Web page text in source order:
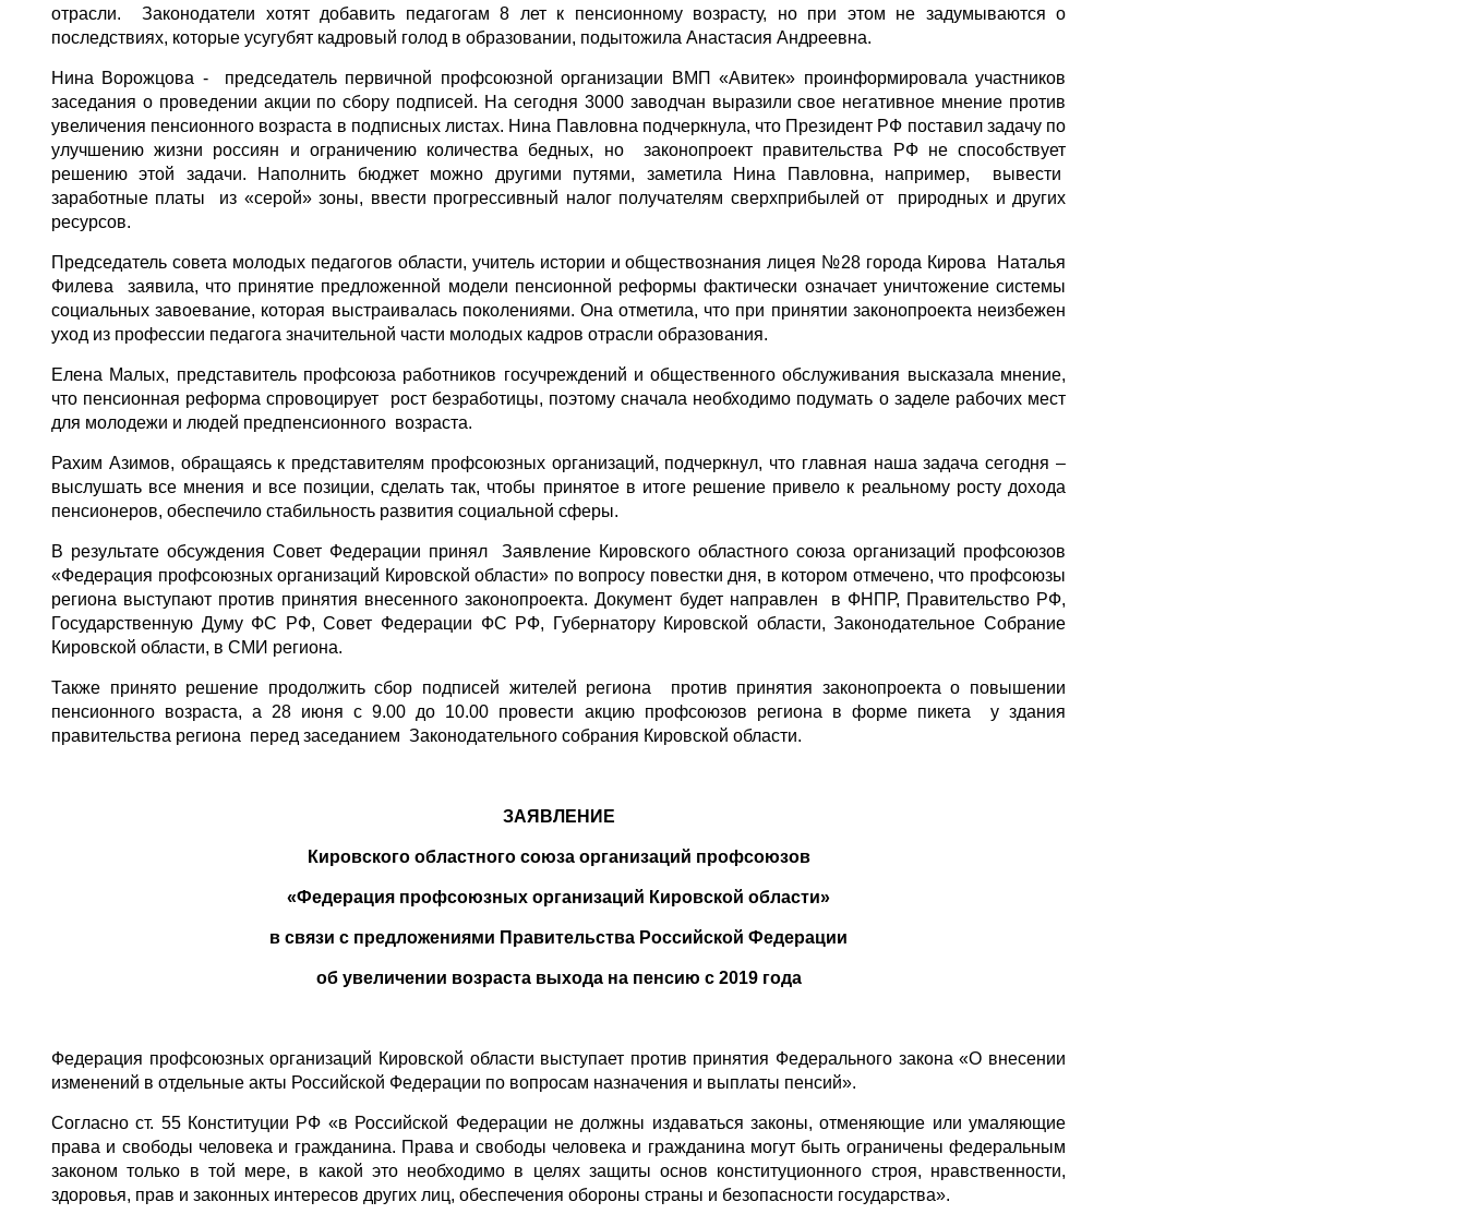
отрасли. Законодатели хотят добавить педагогам 8 лет к пенсионному возрасту, но при этом не задумываются о
последствиях, которые усугубят кадровый голод в образовании, подытожила Анастасия Андреевна.
Нина Ворожцова - председатель первичной профсоюзной организации ВМП «Авитек» проинформировала участников
заседания о проведении акции по сбору подписей. На сегодня 3000 заводчан выразили свое негативное мнение против
увеличения пенсионного возраста в подписных листах. Нина Павловна подчеркнула, что Президент РФ поставил задачу по
улучшению жизни россиян и ограничению количества бедных, но законопроект правительства РФ не способствует
решению этой задачи. Наполнить бюджет можно другими путями, заметила Нина Павловна, например, вывести
заработные платы из «серой» зоны, ввести прогрессивный налог получателям сверхприбылей от природных и других
ресурсов.
Председатель совета молодых педагогов области, учитель истории и обществознания лицея №28 города Кирова Наталья
Филева заявила, что принятие предложенной модели пенсионной реформы фактически означает уничтожение системы
социальных завоевание, которая выстраивалась поколениями. Она отметила, что при принятии законопроекта неизбежен
уход из профессии педагога значительной части молодых кадров отрасли образования.
Елена Малых, представитель профсоюза работников госучреждений и общественного обслуживания высказала мнение,
что пенсионная реформа спровоцирует рост безработицы, поэтому сначала необходимо подумать о заделе рабочих мест
для молодежи и людей предпенсионного возраста.
Рахим Азимов, обращаясь к представителям профсоюзных организаций, подчеркнул, что главная наша задача сегодня –
выслушать все мнения и все позиции, сделать так, чтобы принятое в итоге решение привело к реальному росту дохода
пенсионеров, обеспечило стабильность развития социальной сферы.
В результате обсуждения Совет Федерации принял Заявление Кировского областного союза организаций профсоюзов
«Федерация профсоюзных организаций Кировской области» по вопросу повестки дня, в котором отмечено, что профсоюзы
региона выступают против принятия внесенного законопроекта. Документ будет направлен в ФНПР, Правительство РФ,
Государственную Думу ФС РФ, Совет Федерации ФС РФ, Губернатору Кировской области, Законодательное Собрание
Кировской области, в СМИ региона.
Также принято решение продолжить сбор подписей жителей региона против принятия законопроекта о повышении
пенсионного возраста, а 28 июня с 9.00 до 10.00 провести акцию профсоюзов региона в форме пикета у здания
правительства региона перед заседанием Законодательного собрания Кировской области.
ЗАЯВЛЕНИЕ
Кировского областного союза организаций профсоюзов
«Федерация профсоюзных организаций Кировской области»
в связи с предложениями Правительства Российской Федерации
об увеличении возраста выхода на пенсию с 2019 года
Федерация профсоюзных организаций Кировской области выступает против принятия Федерального закона «О внесении
изменений в отдельные акты Российской Федерации по вопросам назначения и выплаты пенсий».
Согласно ст. 55 Конституции РФ «в Российской Федерации не должны издаваться законы, отменяющие или умаляющие
права и свободы человека и гражданина. Права и свободы человека и гражданина могут быть ограничены федеральным
законом только в той мере, в какой это необходимо в целях защиты основ конституционного строя, нравственности,
здоровья, прав и законных интересов других лиц, обеспечения обороны страны и безопасности государства».